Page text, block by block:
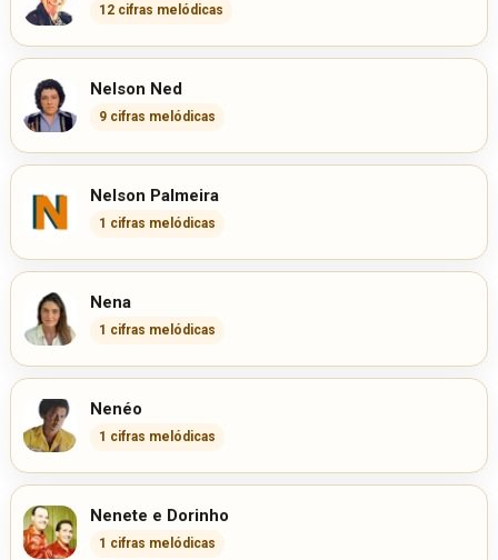
12 cifras melódicas
Nelson Ned
9 cifras melódicas
Nelson Palmeira
1 cifras melódicas
Nena
1 cifras melódicas
Nenéo
1 cifras melódicas
Nenete e Dorinho
1 cifras melódicas